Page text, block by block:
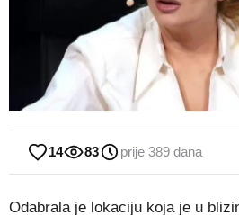
14 83 prije 389 dana
Odabrala je lokaciju koja je u